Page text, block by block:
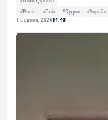
#Росія
#Світ #Судно #Україна
1 Серпня, 202614:43